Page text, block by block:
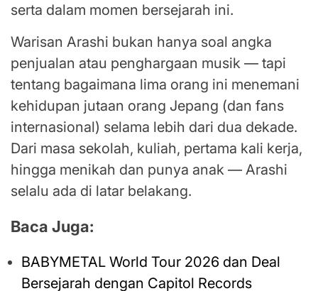
serta dalam momen bersejarah ini.
Warisan Arashi bukan hanya soal angka
penjualan atau penghargaan musik — tapi
tentang bagaimana lima orang ini menemani
kehidupan jutaan orang Jepang (dan fans
internasional) selama lebih dari dua dekade.
Dari masa sekolah, kuliah, pertama kali kerja,
hingga menikah dan punya anak — Arashi
selalu ada di latar belakang.
Baca Juga:
BABYMETAL World Tour 2026 dan Deal
Bersejarah dengan Capitol Records